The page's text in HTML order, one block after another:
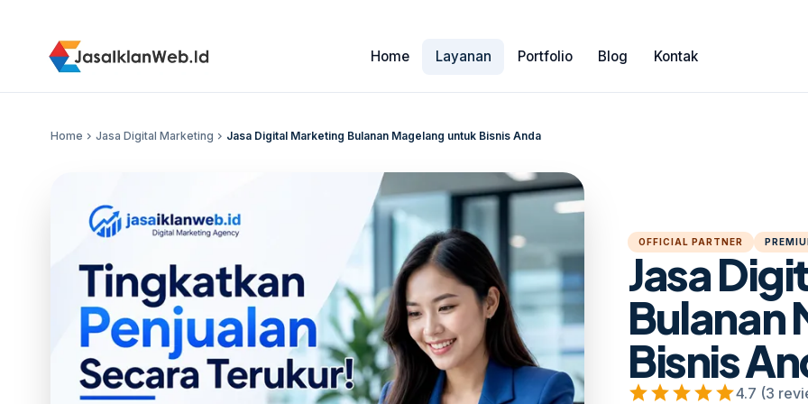
Home Layanan Portfolio Blog Kontak
Home chevron_right Jasa Digital Marketing chevron_right Jasa Digital Marketing Bulanan Magelang untuk Bisnis Anda
OFFICIAL PARTNER
Jasa
Bulanan
Bisnis
starstarstarstarstar4.7 (3